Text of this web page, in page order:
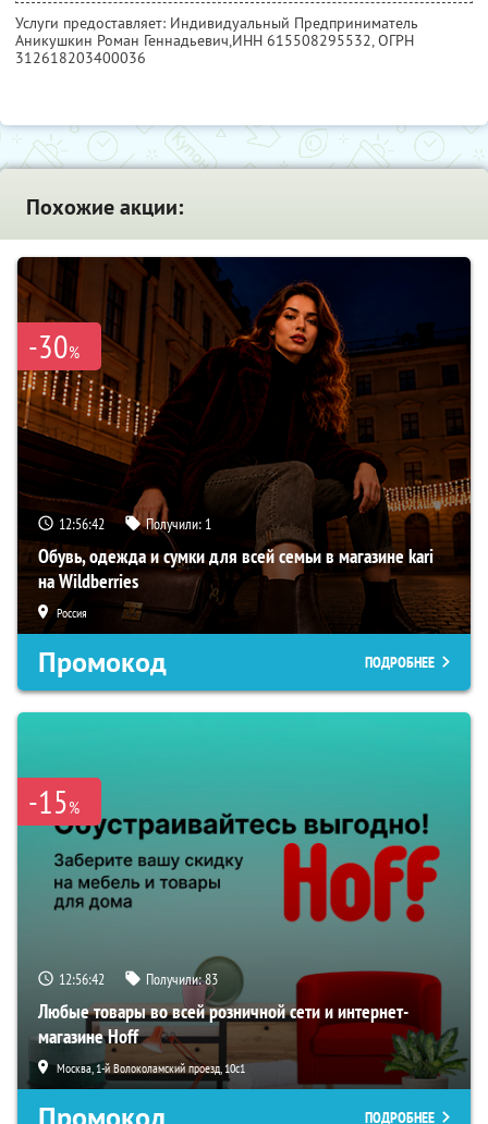
Услуги предоставляет: Индивидуальный Предприниматель
Аникушкин Роман Геннадьевич,ИНН 615508295532, ОГРН
312618203400036
Похожие акции:
-30%
12:56:41 Получили: 1
Обувь, одежда и сумки для всей семьи в магазине kari
на Wildberries
Россия
Промокод ПОДРОБНЕЕ
-15%
12:56:41 Получили:83
Любые товары во всей розничной сети и интернет-
магазине Hoff
Москва, 1-й Волоколамский проезд, 10с1
ПОДРОБНЕЕ